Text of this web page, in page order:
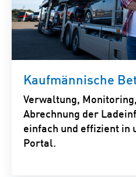
Kaufmännische
Verwaltung,
Abrechnung der
einfach und effizient in
Portal.